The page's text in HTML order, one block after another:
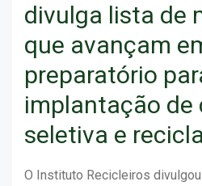
divulga lista de
que avançam
preparatório
implantação de
seletiva e
O Instituto Recicleiros